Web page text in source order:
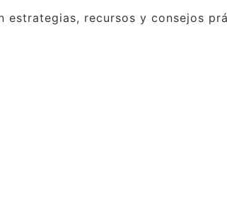
estrategias, recursos y consejos